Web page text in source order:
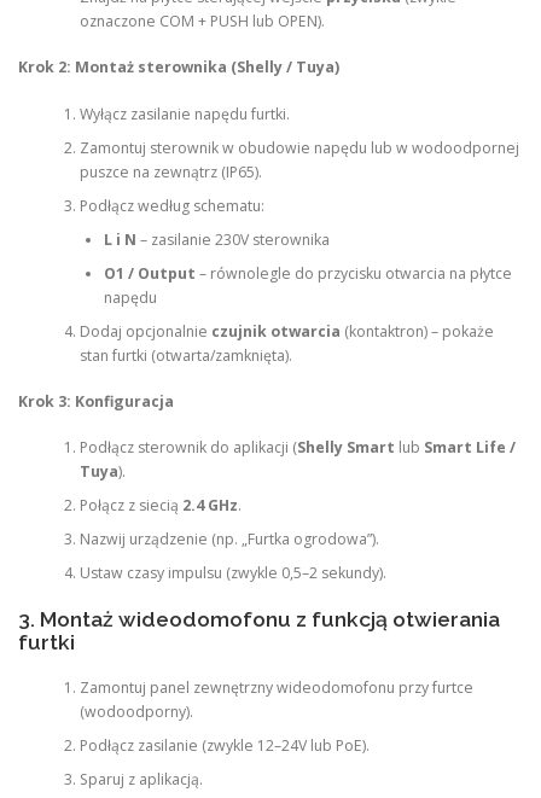
oznaczone COM + PUSH lub OPEN).
Krok 2: Montaż sterownika (Shelly / Tuya)
Wyłącz zasilanie napędu furtki.
Zamontuj sterownik w obudowie napędu lub w wodoodpornej
puszce na zewnątrz (IP65).
Podłącz według schematu:
L i N – zasilanie 230V sterownika
O1 / Output – równolegle do przycisku otwarcia na płytce
napędu
Dodaj opcjonalnie czujnik otwarcia (kontaktron) – pokaże
stan furtki (otwarta/zamknięta).
Krok 3: Konfiguracja
Podłącz sterownik do aplikacji (Shelly Smart lub Smart Life /
Tuya).
Połącz z siecią 2.4 GHz.
Nazwij urządzenie (np. „Furtka ogrodowa”).
Ustaw czasy impulsu (zwykle 0,5–2 sekundy).
3. Montaż wideodomofonu z funkcją otwierania
furtki
Zamontuj panel zewnętrzny wideodomofonu przy furtce
(wodoodporny).
Podłącz zasilanie (zwykle 12–24V lub PoE).
Sparuj z aplikacją.